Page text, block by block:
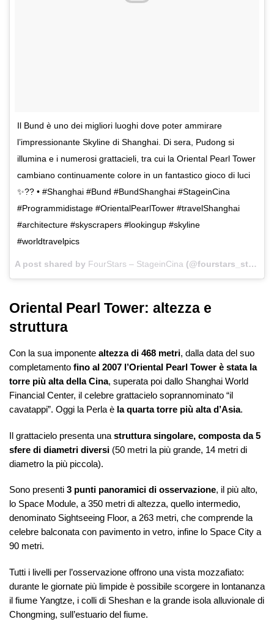
Il Bund è uno dei migliori luoghi dove poter ammirare
l’impressionante Skyline di Shanghai. Di sera, Pudong si
illumina e i numerosi grattacieli, tra cui la Oriental Pearl Tower
cambiano continuamente colore in un fantastico gioco di luci
✨?? • #Shanghai #Bund #BundShanghai #StageinCina
#Programmidistage #OrientalPearlTower #travelShanghai
#architecture #skyscrapers #lookingup #skyline
#worldtravelpics
A post shared by FourStars – StageinCina (@fourstars_stageincina) on
Oriental Pearl Tower: altezza e
struttura
Con la sua imponente altezza di 468 metri, dalla data del suo
completamento fino al 2007 l’Oriental Pearl Tower è stata la
torre più alta della Cina, superata poi dallo Shanghai World
Financial Center, il celebre grattacielo soprannominato “il
cavatappi”. Oggi la Perla è la quarta torre più alta d’Asia.
Il grattacielo presenta una struttura singolare, composta da 5
sfere di diametri diversi (50 metri la più grande, 14 metri di
diametro la più piccola).
Sono presenti 3 punti panoramici di osservazione, il più alto,
lo Space Module, a 350 metri di altezza, quello intermedio,
denominato Sightseeing Floor, a 263 metri, che comprende la
celebre balconata con pavimento in vetro, infine lo Space City a
90 metri.
Tutti i livelli per l’osservazione offrono una vista mozzafiato:
durante le giornate più limpide è possibile scorgere in lontananza
il fiume Yangtze, i colli di Sheshan e la grande isola alluvionale di
Chongming, sull’estuario del fiume.